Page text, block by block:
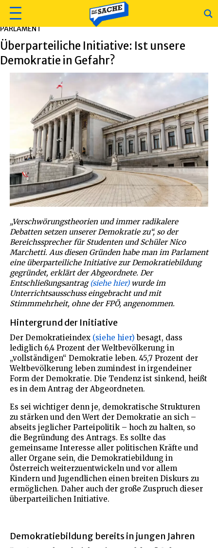
PARLAMENT
Überparteiliche Initiative: Ist unsere
Demokratie in Gefahr?
„Verschwörungstheorien und immer radikalere
Debatten setzen unserer Demokratie zu“, so der
Bereichssprecher für Studenten und Schüler Nico
Marchetti. Aus diesen Gründen habe man im Parlament
eine überparteiliche Initiative zur Demokratiebildung
gegründet, erklärt der Abgeordnete. Der
Entschließungsantrag(siehe hier)wurde im
Unterrichtsausschuss eingebracht und mit
Stimmmehrheit, ohne der FPÖ, angenommen.
Hintergrund der Initiative
Der Demokratieindex (siehe hier) besagt, dass
lediglich 6,4 Prozent der Weltbevölkerung in
„vollständigen“ Demokratie leben. 45,7 Prozent der
Weltbevölkerung leben zumindest in irgendeiner
Form der Demokratie. Die Tendenz ist sinkend, heißt
es in dem Antrag der Abgeordneten.
Es sei wichtiger denn je, demokratische Strukturen
zu stärken und den Wert der Demokratie an sich –
abseits jeglicher Parteipolitik – hoch zu halten, so
die Begründung des Antrags. Es sollte das
gemeinsame Interesse aller politischen Kräfte und
aller Organe sein, die Demokratiebildung in
Österreich weiterzuentwickeln und vor allem
Kindern und Jugendlichen einen breiten Diskurs zu
ermöglichen. Daher auch der große Zuspruch dieser
überparteilichen Initiative.
Demokratiebildung bereits in jungen Jahren